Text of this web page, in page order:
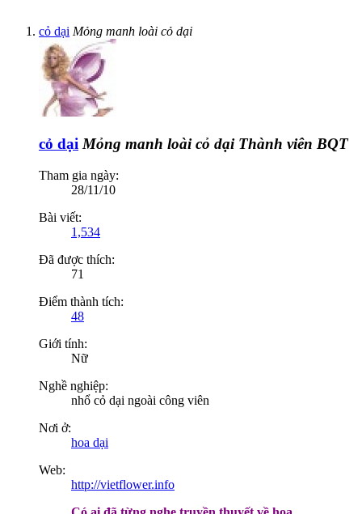
cỏ dại Mỏng manh loài cỏ dại
cỏ dại Mỏng manh loài cỏ dại Thành viên BQT
Tham gia ngày:
28/11/10
Bài viết:
1,534
Đã được thích:
71
Điểm thành tích:
48
Giới tính:
Nữ
Nghề nghiệp:
nhổ cỏ dại ngoài công viên
Nơi ở:
hoa dại
Web:
http://vietflower.info